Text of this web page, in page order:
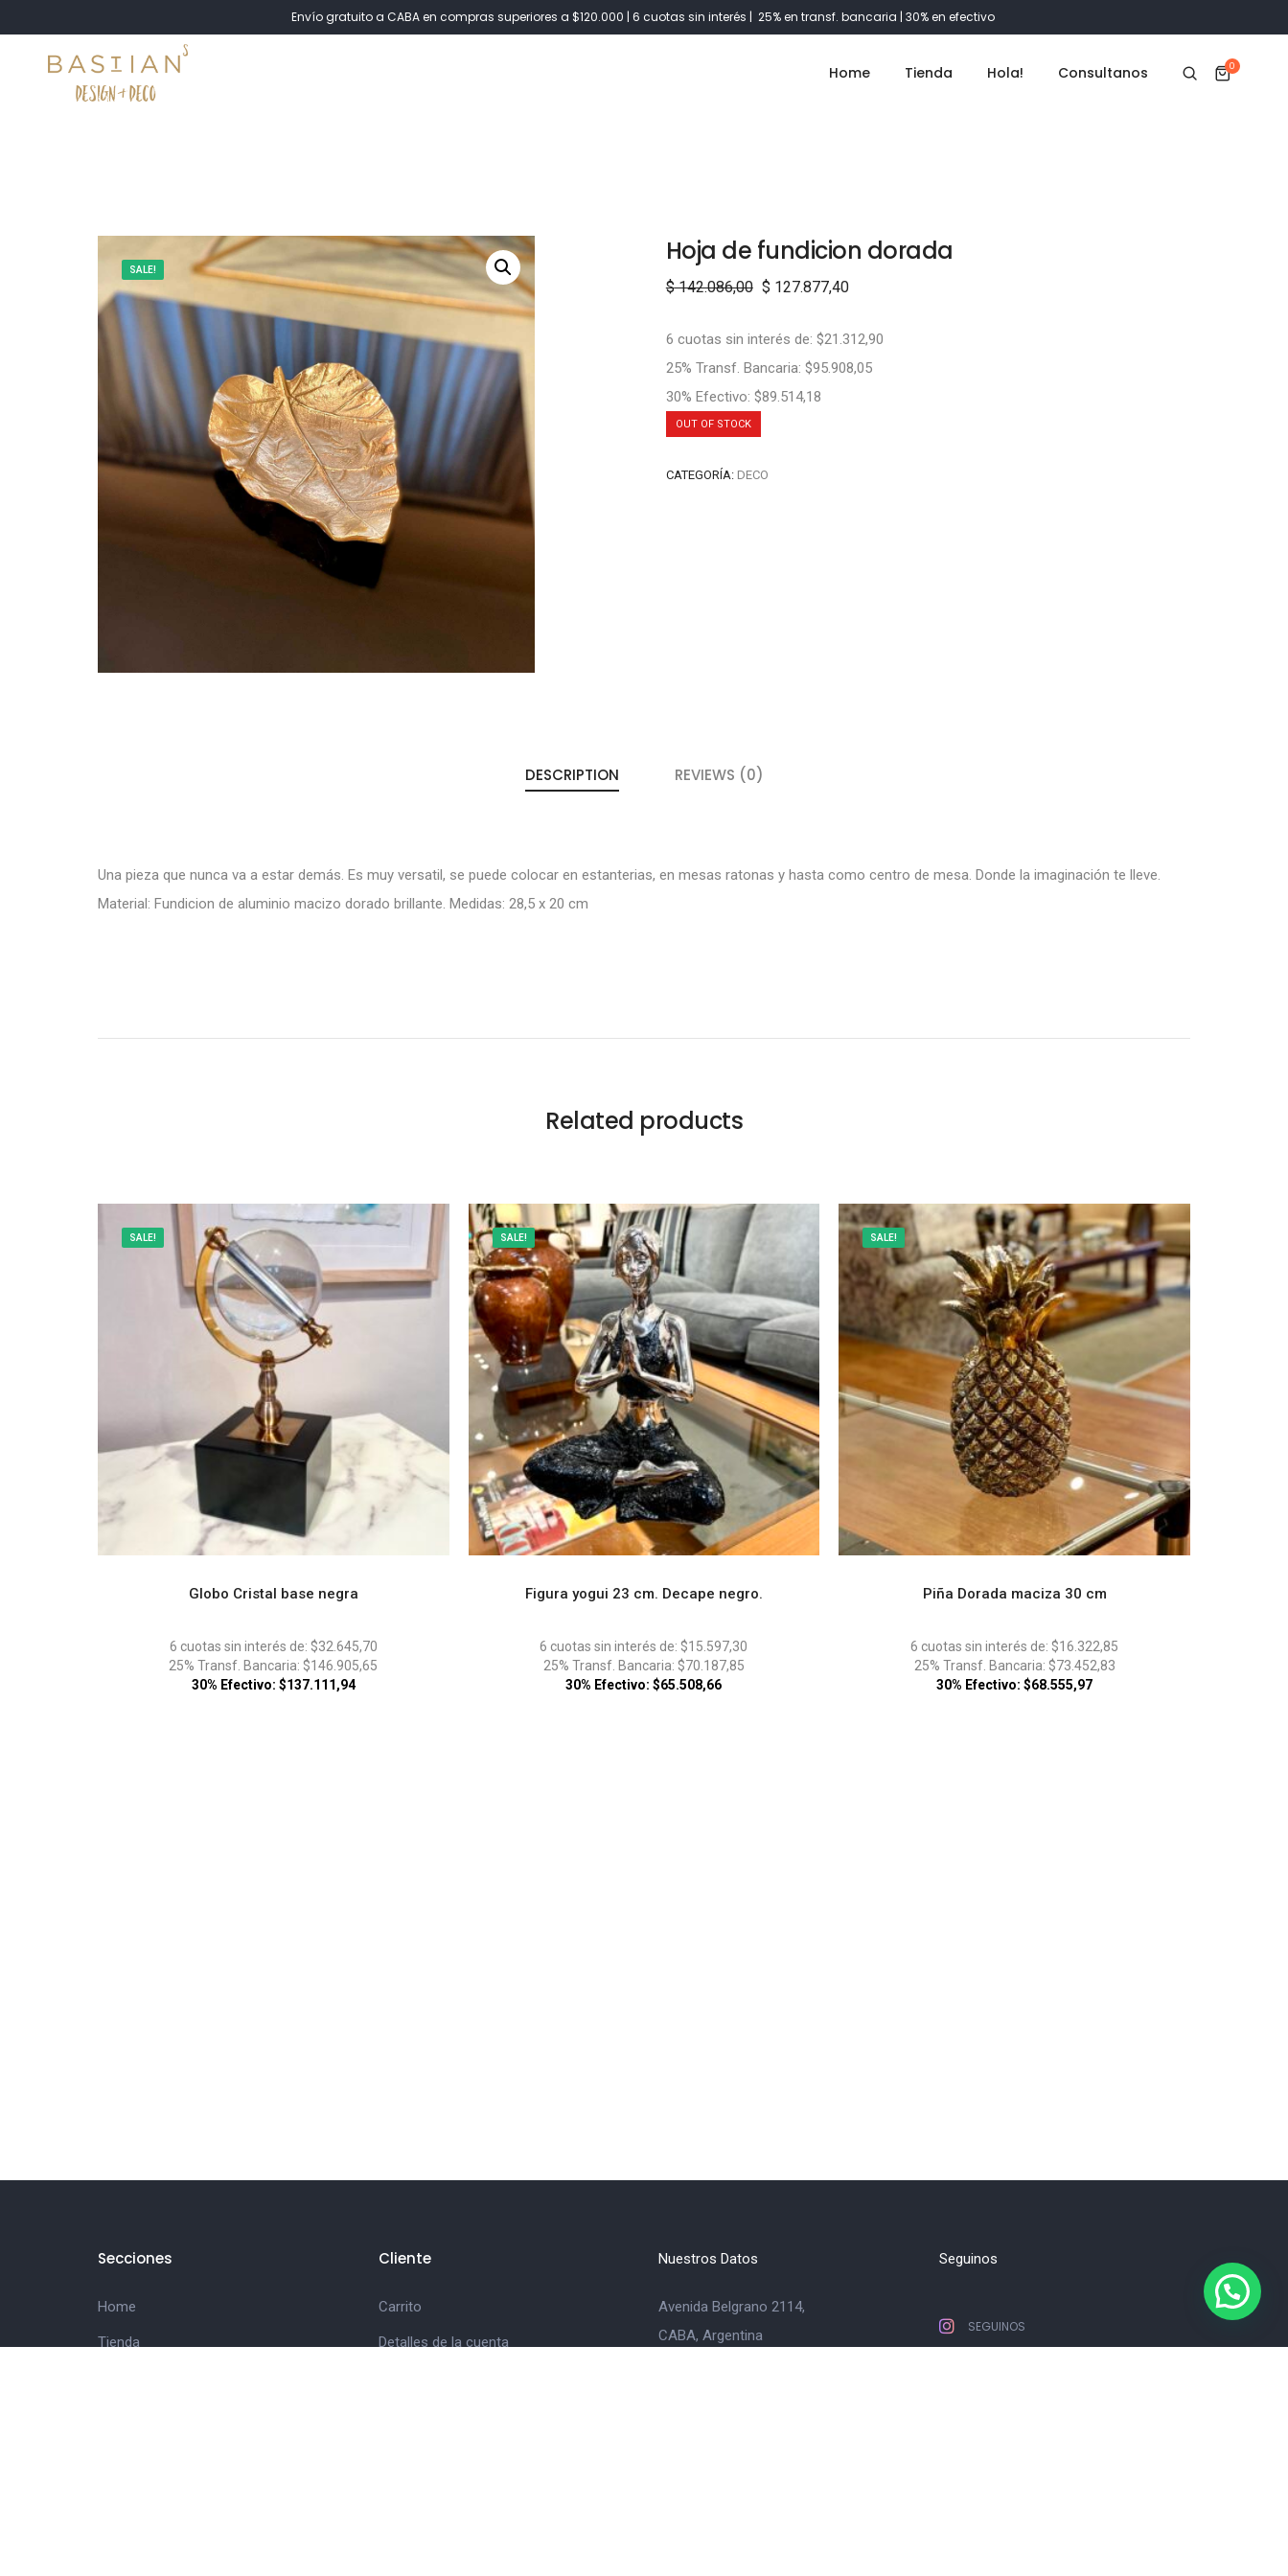
Envío gratuito a CABA en compras superiores a $120.000 | 6 cuotas sin interés | 25% en transf. bancaria | 30% en efectivo
Home Tienda Hola! Consultanos 0
SALE!
Hoja de fundicion dorada
$142.086,00 $ 127.877,40
6 cuotas sin interés de: $21.312,90
25% Transf. Bancaria: $95.908,05
30% Efectivo: $89.514,18
OUT OF STOCK
CATEGORÍA: DECO
DESCRIPTION REVIEWS (0)
Una pieza que nunca va a estar demás. Es muy versatil, se puede colocar en estanterias, en mesas ratonas y hasta como centro de mesa. Donde la imaginación te lleve.
Material: Fundicion de aluminio macizo dorado brillante. Medidas: 28,5 x 20 cm
Related products
SALE!
ADD TO CART
Globo Cristal base negra
6 cuotas sin interés de: $32.645,70
25% Transf. Bancaria: $146.905,65
30% Efectivo: $137.111,94
SALE!
ADD TO CART
Figura yogui 23 cm. Decape negro.
6 cuotas sin interés de: $15.597,30
25% Transf. Bancaria: $70.187,85
30% Efectivo: $65.508,66
SALE!
ADD TO CART
Piña Dorada maciza 30 cm
6 cuotas sin interés de: $16.322,85
25% Transf. Bancaria: $73.452,83
30% Efectivo: $68.555,97
Secciones
Home
Tienda
Cliente
Carrito
Detalles de la cuenta
Nuestros Datos
Avenida Belgrano 2114,
CABA, Argentina
Seguinos
SEGUINOS